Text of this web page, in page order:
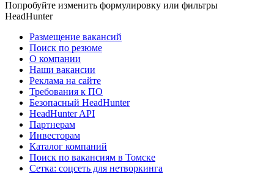
Попробуйте изменить формулировку или фильтры
HeadHunter
Размещение вакансий
Поиск по резюме
О компании
Наши вакансии
Реклама на сайте
Требования к ПО
Безопасный HeadHunter
HeadHunter API
Партнерам
Инвесторам
Каталог компаний
Поиск по вакансиям в Томске
Сетка: соцсеть для нетворкинга